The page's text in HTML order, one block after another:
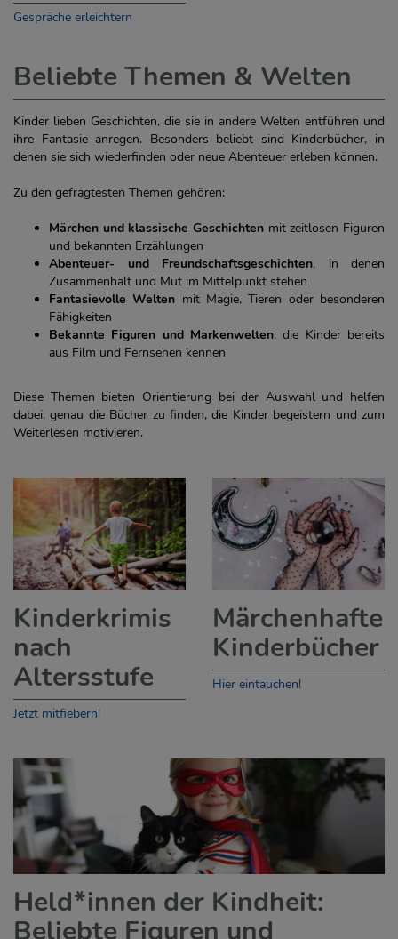
Gespräche erleichtern
Beliebte Themen & Welten
Kinder lieben Geschichten, die sie in andere Welten entführen und
ihre Fantasie anregen. Besonders beliebt sind Kinderbücher, in
denen sie sich wiederfinden oder neue Abenteuer erleben können.
Zu den gefragtesten Themen gehören:
Märchen und klassische Geschichten mit zeitlosen Figuren
und bekannten Erzählungen
Abenteuer- und Freundschaftsgeschichten, in denen
Zusammenhalt und Mut im Mittelpunkt stehen
Fantasievolle Welten mit Magie, Tieren oder besonderen
Fähigkeiten
Bekannte Figuren und Markenwelten, die Kinder bereits
aus Film und Fernsehen kennen
Diese Themen bieten Orientierung bei der Auswahl und helfen
dabei, genau die Bücher zu finden, die Kinder begeistern und zum
Weiterlesen motivieren.
Kinderkrimis
nach
Altersstufe
Jetzt mitfiebern!
Märchenhafte
Kinderbücher
Hier eintauchen!
Held*innen der Kindheit:
Beliebte Figuren und